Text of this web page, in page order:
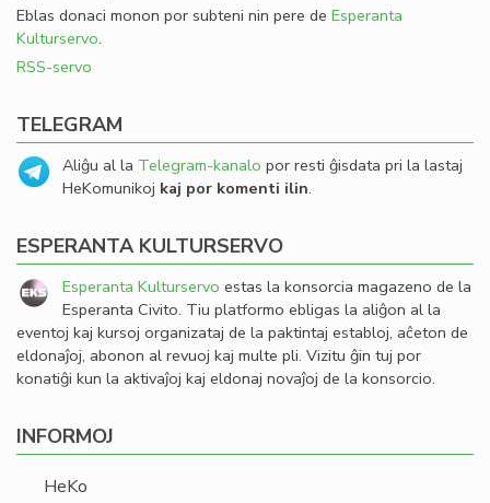
Eblas donaci monon por subteni nin pere de Esperanta
Kulturservo.
RSS-servo
TELEGRAM
Aliĝu al la Telegram-kanalo por resti ĝisdata pri la lastaj
HeKomunikoj kaj por komenti ilin.
ESPERANTA KULTURSERVO
Esperanta Kulturservo estas la konsorcia magazeno de la
Esperanta Civito. Tiu platformo ebligas la aliĝon al la
eventoj kaj kursoj organizataj de la paktintaj establoj, aĉeton de
eldonaĵoj, abonon al revuoj kaj multe pli. Vizitu ĝin tuj por
konatiĝi kun la aktivaĵoj kaj eldonaj novaĵoj de la konsorcio.
INFORMOJ
HeKo